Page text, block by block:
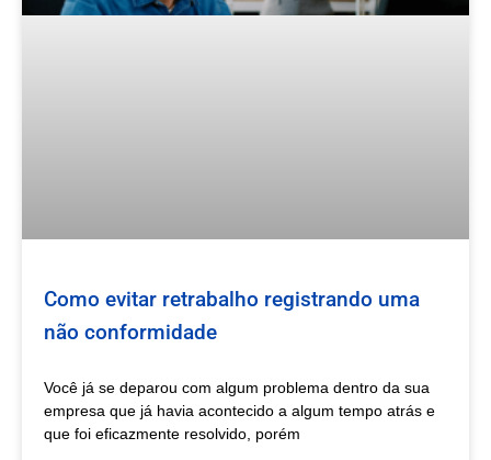
Como evitar retrabalho registrando uma
não conformidade
Você já se deparou com algum problema dentro da sua
empresa que já havia acontecido a algum tempo atrás e
que foi eficazmente resolvido, porém